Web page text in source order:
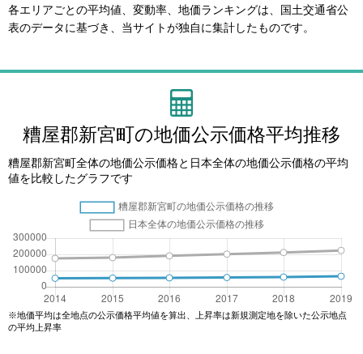
各エリアごとの平均値、変動率、地価ランキングは、国土交通省公
表のデータに基づき、当サイトが独自に集計したものです。
糟屋郡新宮町の地価公示価格平均推移
糟屋郡新宮町全体の地価公示価格と日本全体の地価公示価格の平均
値を比較したグラフです
※地価平均は全地点の公示価格平均値を算出、上昇率は新規測定地を除いた公示地点
の平均上昇率